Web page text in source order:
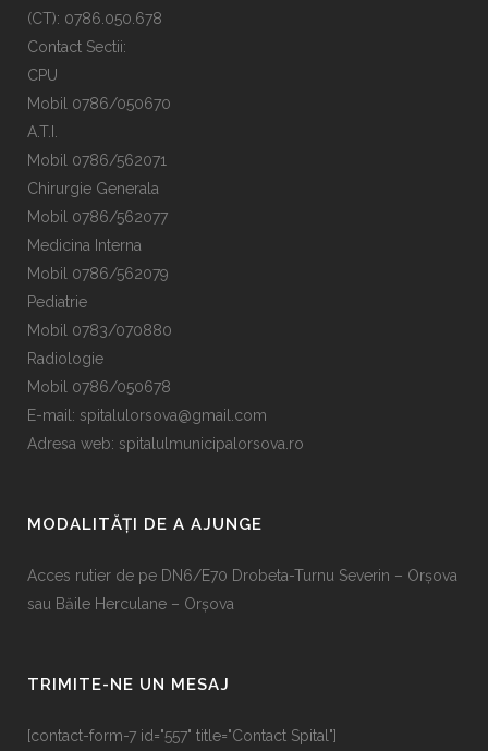
(CT): 0786.050.678
Contact Sectii:
CPU
Mobil 0786/050670
A.T.I.
Mobil 0786/562071
Chirurgie Generala
Mobil 0786/562077
Medicina Interna
Mobil 0786/562079
Pediatrie
Mobil 0783/070880
Radiologie
Mobil 0786/050678
E-mail: spitalulorsova@gmail.com
Adresa web: spitalulmunicipalorsova.ro
MODALITĂȚI DE A AJUNGE
Acces rutier de pe DN6/E70 Drobeta-Turnu Severin – Orșova
sau Băile Herculane – Orșova
TRIMITE-NE UN MESAJ
[contact-form-7 id="557" title="Contact Spital"]